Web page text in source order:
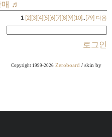
매 ♬
1 [2] [3] [4] [5] [6] [7] [8] [9] [10] [79] 다음
로그인
Copyright 1999-2026 Zeroboard / skin by